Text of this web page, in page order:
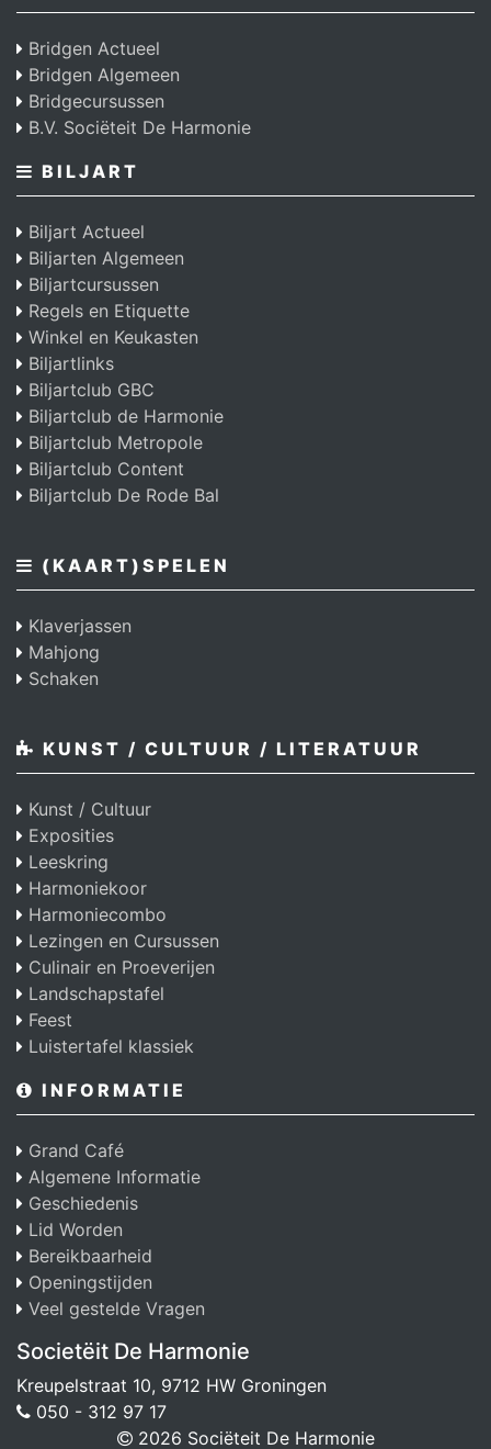
Bridgen Actueel
Bridgen Algemeen
Bridgecursussen
B.V. Sociëteit De Harmonie
BILJART
Biljart Actueel
Biljarten Algemeen
Biljartcursussen
Regels en Etiquette
Winkel en Keukasten
Biljartlinks
Biljartclub GBC
Biljartclub de Harmonie
Biljartclub Metropole
Biljartclub Content
Biljartclub De Rode Bal
(KAART)SPELEN
Klaverjassen
Mahjong
Schaken
KUNST / CULTUUR / LITERATUUR
Kunst / Cultuur
Exposities
Leeskring
Harmoniekoor
Harmoniecombo
Lezingen en Cursussen
Culinair en Proeverijen
Landschapstafel
Feest
Luistertafel klassiek
INFORMATIE
Grand Café
Algemene Informatie
Geschiedenis
Lid Worden
Bereikbaarheid
Openingstijden
Veel gestelde Vragen
Societëit De Harmonie
Kreupelstraat 10, 9712 HW Groningen
050 - 312 97 17
2026 Sociëteit De Harmonie